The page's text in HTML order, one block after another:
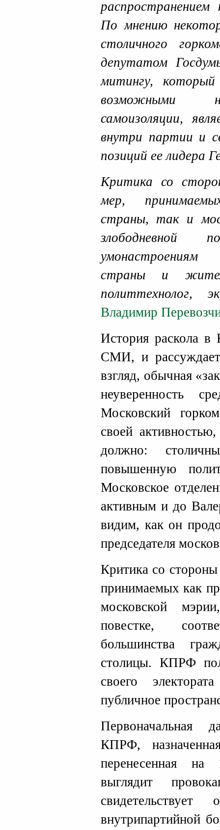
распространением
По мнению
столичного
депутатом
митингу,
возможными
самоизоляции,
внутри партии и
позиций ее лидера
Критика со
мер,
страны, так и
злободневной
страны и
политтехнолог,
Владимир
История раскола
СМИ, и
взгляд, обычная
неуверенность
Московский
своей
должно:
повышенную
Московское
активным и до
видим, как он
председателя
Критика со
принимаемых как
московской
повестке,
большинства
столицы. КПРФ
своего
публичное
Первоначальная
КПРФ,
перенесенная на
выглядит
внутрипартийной